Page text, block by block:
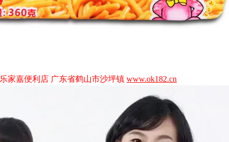
乐家嘉便利店 广东省鹤山市沙坪镇 www.ok182.cn